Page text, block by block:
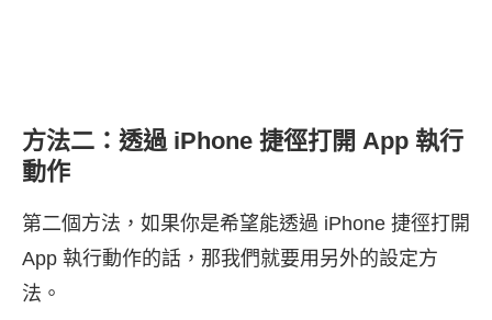
方法二：透過 iPhone 捷徑打開 App 執行
動作
第二個方法，如果你是希望能透過 iPhone 捷徑打開
App 執行動作的話，那我們就要用另外的設定方
法。